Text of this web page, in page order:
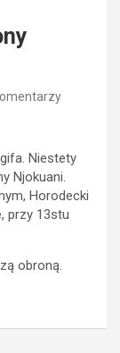
Niestety
Njokuani.
Horodecki
przy 13stu
obroną.